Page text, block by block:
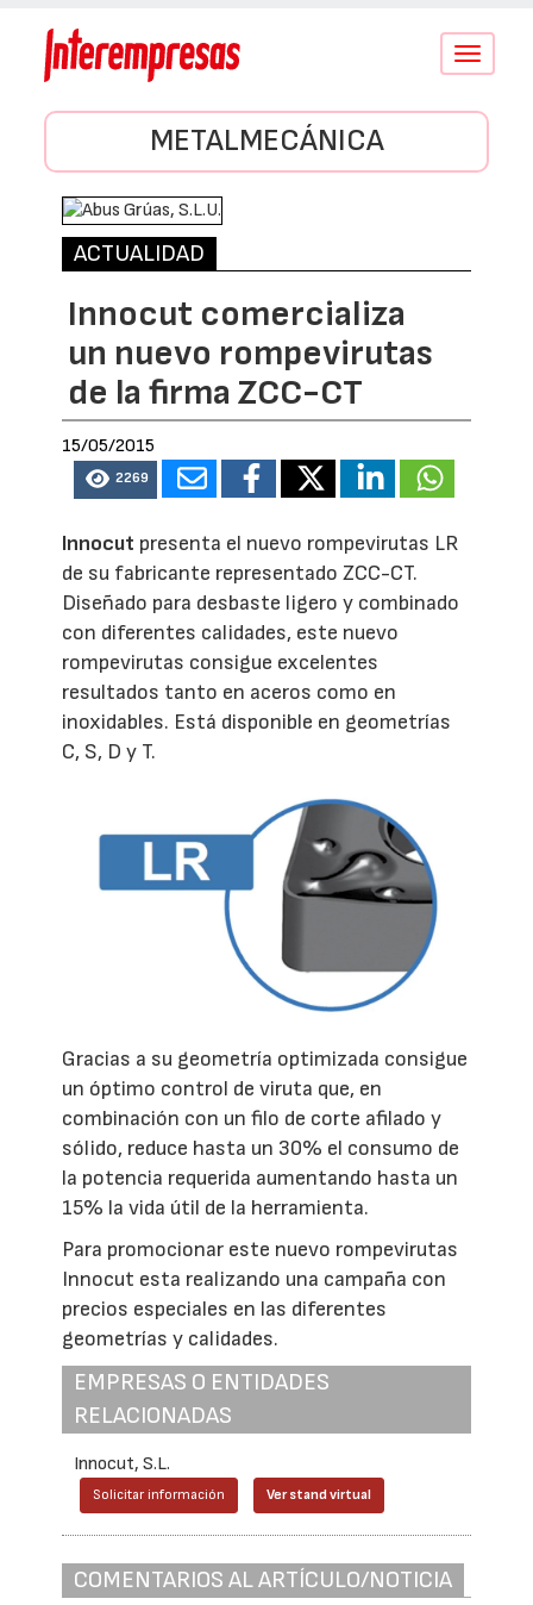
Conmutar
METALMECÁNICA
ACTUALIDAD
Innocut comercializa
un nuevo rompevirutas
de la firma ZCC-CT
15/05/2015
2269
Innocut presenta el nuevo rompevirutas LR
de su fabricante representado ZCC-CT.
Diseñado para desbaste ligero y combinado
con diferentes calidades, este nuevo
rompevirutas consigue excelentes
resultados tanto en aceros como en
inoxidables. Está disponible en geometrías
C, S, D y T.
Gracias a su geometría optimizada consigue
un óptimo control de viruta que, en
combinación con un filo de corte afilado y
sólido, reduce hasta un 30% el consumo de
la potencia requerida aumentando hasta un
15% la vida útil de la herramienta.
Para promocionar este nuevo rompevirutas
Innocut esta realizando una campaña con
precios especiales en las diferentes
geometrías y calidades.
EMPRESAS O ENTIDADES
RELACIONADAS
Innocut, S.L.
Solicitar información Ver stand virtual
COMENTARIOS AL ARTÍCULO/NOTICIA